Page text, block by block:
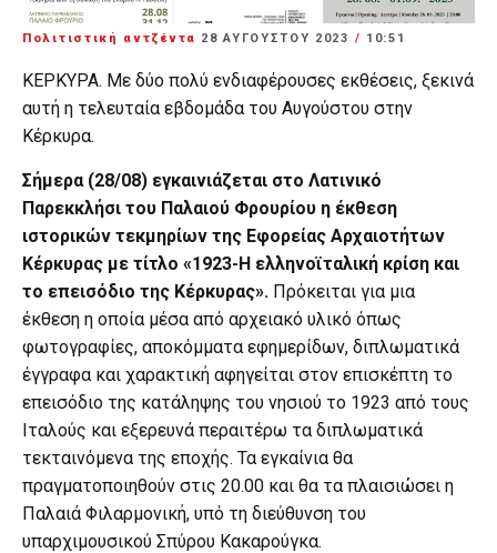
Πολιτιστική αντζέντα 28 ΑΥΓΟΎΣΤΟΥ 2023 / 10:51
ΚΕΡΚΥΡΑ. Με δύο πολύ ενδιαφέρουσες εκθέσεις, ξεκινά
αυτή η τελευταία εβδομάδα του Αυγούστου στην
Κέρκυρα.
Σήμερα (28/08) εγκαινιάζεται στο Λατινικό
Παρεκκλήσι του Παλαιού Φρουρίου η έκθεση
ιστορικών τεκμηρίων της Εφορείας Αρχαιοτήτων
Κέρκυρας με τίτλο «1923-Η ελληνοϊταλική κρίση και
το επεισόδιο της Κέρκυρας». Πρόκειται για μια
έκθεση η οποία μέσα από αρχειακό υλικό όπως
φωτογραφίες, αποκόμματα εφημερίδων, διπλωματικά
έγγραφα και χαρακτική αφηγείται στον επισκέπτη το
επεισόδιο της κατάληψης του νησιού το 1923 από τους
Ιταλούς και εξερευνά περαιτέρω τα διπλωματικά
τεκταινόμενα της εποχής. Τα εγκαίνια θα
πραγματοποιηθούν στις 20.00 και θα τα πλαισιώσει η
Παλαιά Φιλαρμονική, υπό τη διεύθυνση του
υπαρχιμουσικού Σπύρου Κακαρούγκα.